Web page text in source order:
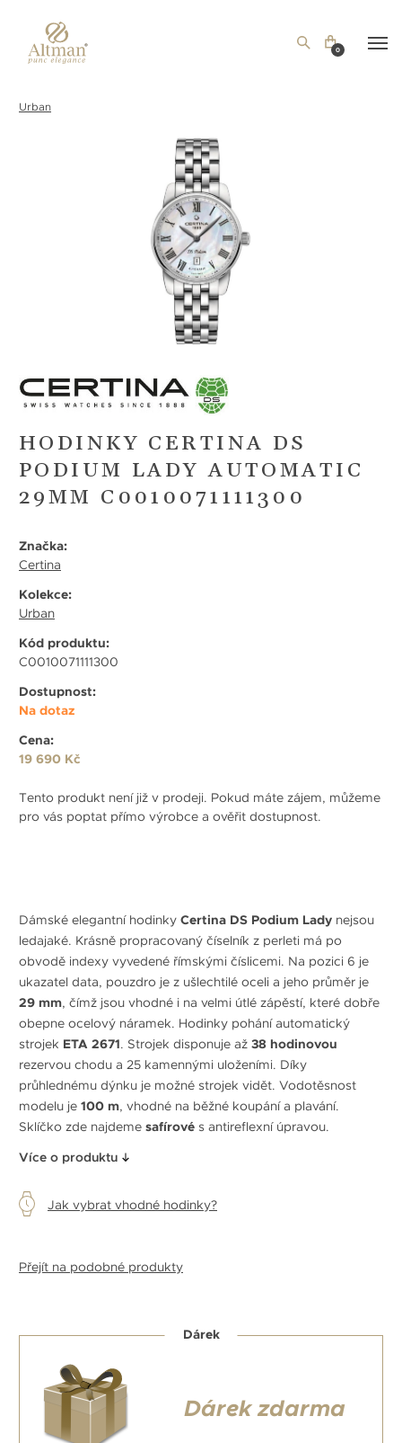
0
Urban
HODINKY CERTINA DS
PODIUM LADY AUTOMATIC
29MM C0010071111300
Značka:
Certina
Kolekce:
Urban
Kód produktu:
C0010071111300
Dostupnost:
Na dotaz
Cena:
19 690 Kč
Tento produkt není již v prodeji. Pokud máte zájem, můžeme
pro vás poptat přímo výrobce a ověřit dostupnost.
Dámské elegantní hodinky Certina DS Podium Lady nejsou
ledajaké. Krásně propracovaný číselník z perleti má po
obvodě indexy vyvedené římskými číslicemi. Na pozici 6 je
ukazatel data, pouzdro je z ušlechtilé oceli a jeho průměr je
29 mm, čímž jsou vhodné i na velmi útlé zápěstí, které dobře
obepne ocelový náramek. Hodinky pohání automatický
strojek ETA 2671. Strojek disponuje až 38 hodinovou
rezervou chodu a 25 kamennými uloženími. Díky
průhlednému dýnku je možné strojek vidět. Vodotěsnost
modelu je 100 m, vhodné na běžné koupání a plavání.
Sklíčko zde najdeme safírové s antireflexní úpravou.
Více o produktu
Jak vybrat vhodné hodinky?
Přejít na podobné produkty
Dárek
Dárek zdarma